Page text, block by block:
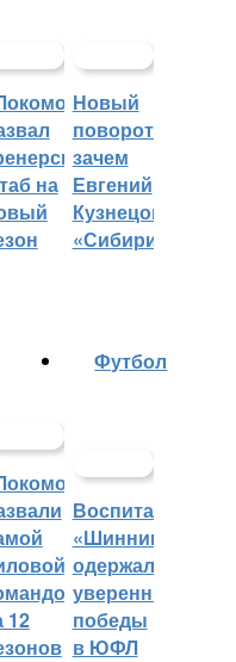
на
Новый
поворот:
зачем
Евгений
Кузнецов
«Сибири»?
12
Футбол
Воспитанники
«Шинника»
одержали
уверенные
победы
в ЮФЛ